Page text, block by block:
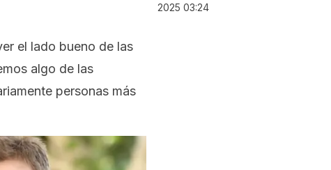
el lado bueno de las
algo de las
personas más
2025 03:24